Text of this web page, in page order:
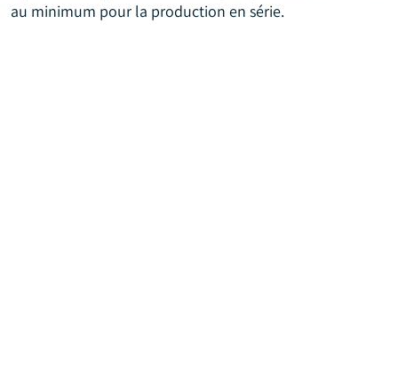
au minimum pour la production en série.